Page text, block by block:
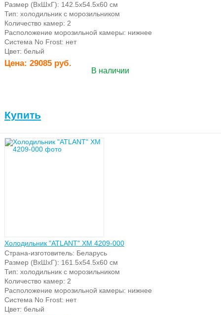
Размер (ВхШхГ): 142.5х54.5х60 см
Тип: холодильник с морозильником
Количество камер: 2
Расположение морозильной камеры: нижнее
Система No Frost: нет
Цвет: белый
Цена: 29085 руб.
В наличии
Купить
Холодильник "ATLANT" ХМ 4209-000
Страна-изготовитель: Беларусь
Размер (ВхШхГ): 161.5х54.5х60 см
Тип: холодильник с морозильником
Количество камер: 2
Расположение морозильной камеры: нижнее
Система No Frost: нет
Цвет: белый